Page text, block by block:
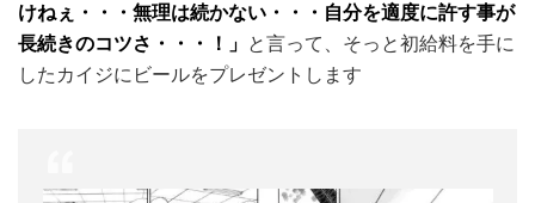
けねぇ・・・無理は続かない・・・自分を適度に許す事が
長続きのコツさ・・・！」 と言って、そっと初給料を手に
したカイジにビールをプレゼントします